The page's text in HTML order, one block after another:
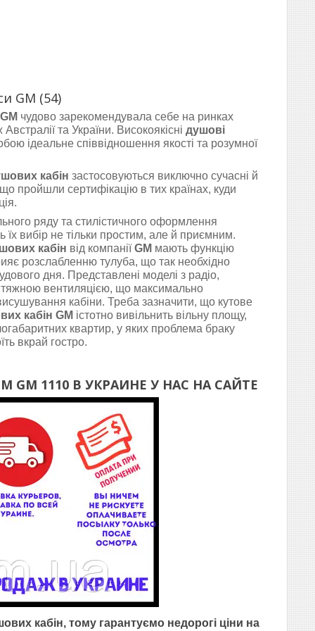
GM (54)
чудово зарекомендувала себе на ринках
та України. Високоякісні душові
ідеальне співвідношення якості та розумної
кабін застосовуються виключно сучасні й
що пройшли сертифікацію в тих країнах, куди
ряду та стилістичного оформлення
їх вибір не тільки простим, але й приємним.
кабін від компаніїGM мають функцію
розслабленню тулуба, що так необхідно
дня. Представлені моделі з радіо,
вентиляцією, що максимально
кабіни. Треба зазначити, що кутове
кабін GM істотно вивільнить вільну площу,
квартир, у яких проблема браку
вкрай гостро.
GM 1110 В УКРАИНЕ У НАС НА САЙТЕ
кабін, тому гарантуємо недорогі ціни на